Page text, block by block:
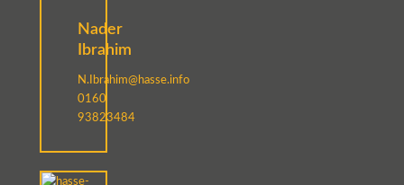
Nader
Ibrahim
N.Ibrahim@hasse.info
0160
93823484